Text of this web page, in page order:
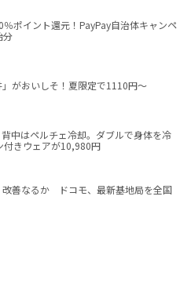
％ポイント還元！PayPay自治体キャンペ
分
」がおいしそ！夏限定で1110円～
中はペルチェ冷却。ダブルで身体を冷
付きウェアが10,980円
改善なるか ドコモ、最新基地局を全国